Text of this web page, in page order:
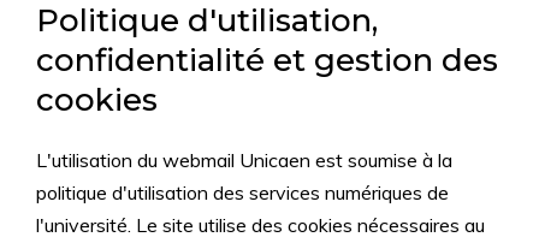
Politique d'utilisation,
confidentialité et gestion des
cookies
L'utilisation du webmail Unicaen est soumise à la
politique d'utilisation des services numériques de
l'université. Le site utilise des cookies nécessaires au